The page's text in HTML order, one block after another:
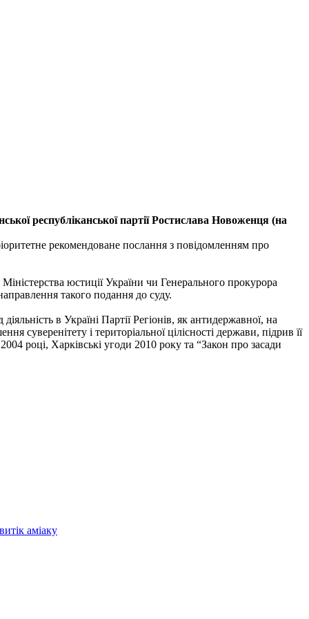
республіканської партії Ростислава Новоженця (на
рекомендоване послання з повідомленням про
юстиції України чи Генерального прокурора
такого подання до суду.
в Україні Партії Регіонів, як антидержавної, на
суверенітету і територіальної цілісності держави, підрив її
році, Харківські угоди 2010 року та “Закон про засади
аміаку